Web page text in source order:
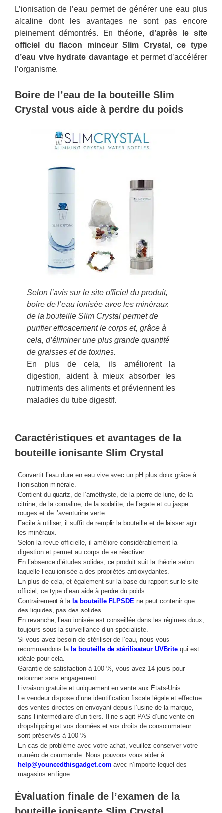
L’ionisation de l’eau permet de générer une eau plus
alcaline dont les avantages ne sont pas encore
pleinement démontrés. En théorie, d’après le site
officiel du flacon minceur Slim Crystal, ce type
d’eau vive hydrate davantage et permet d’accélérer
l’organisme.
Boire de l’eau de la bouteille Slim
Crystal vous aide à perdre du poids
Selon l’avis sur le site officiel du produit,
boire de l’eau ionisée avec les minéraux
de la bouteille Slim Crystal permet de
purifier efficacement le corps et, grâce à
cela, d’éliminer une plus grande quantité
de graisses et de toxines.
En plus de cela, ils améliorent la
digestion, aident à mieux absorber les
nutriments des aliments et préviennent les
maladies du tube digestif.
Caractéristiques et avantages de la
bouteille ionisante Slim Crystal
Convertit l’eau dure en eau vive avec un pH plus doux grâce à
l’ionisation minérale.
Contient du quartz, de l’améthyste, de la pierre de lune, de la
citrine, de la cornaline, de la sodalite, de l’agate et du jaspe
rouges et de l’aventurine verte.
Facile à utiliser, il suffit de remplir la bouteille et de laisser agir
les minéraux.
Selon la revue officielle, il améliore considérablement la
digestion et permet au corps de se réactiver.
En l’absence d’études solides, ce produit suit la théorie selon
laquelle l’eau ionisée a des propriétés antioxydantes.
En plus de cela, et également sur la base du rapport sur le site
officiel, ce type d’eau aide à perdre du poids.
Contrairement à la la bouteille FLPSDE ne peut contenir que
des liquides, pas des solides.
En revanche, l’eau ionisée est conseillée dans les régimes doux,
toujours sous la surveillance d’un spécialiste.
Si vous avez besoin de stériliser de l’eau, nous vous
recommandons la la bouteille de stérilisateur UVBrite qui est
idéale pour cela.
Garantie de satisfaction à 100 %, vous avez 14 jours pour
retourner sans engagement
Livraison gratuite et uniquement en vente aux États-Unis.
Le vendeur dispose d’une identification fiscale légale et effectue
des ventes directes en envoyant depuis l’usine de la marque,
sans l’intermédiaire d’un tiers. Il ne s’agit PAS d’une vente en
dropshipping et vos données et vos droits de consommateur
sont préservés à 100 %
En cas de problème avec votre achat, veuillez conserver votre
numéro de commande. Nous pouvons vous aider à
help@youneedthisgadget.com avec n’importe lequel des
magasins en ligne.
Évaluation finale de l’examen de la